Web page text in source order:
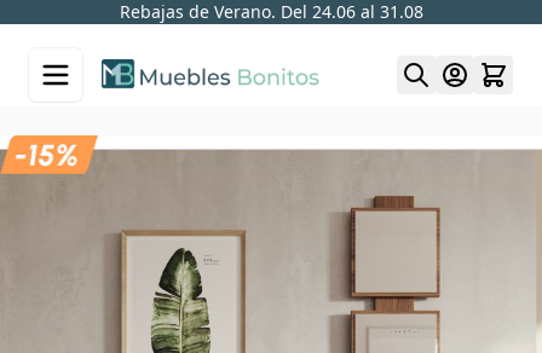
Rebajas de Verano. Del 24.06 al 31.08